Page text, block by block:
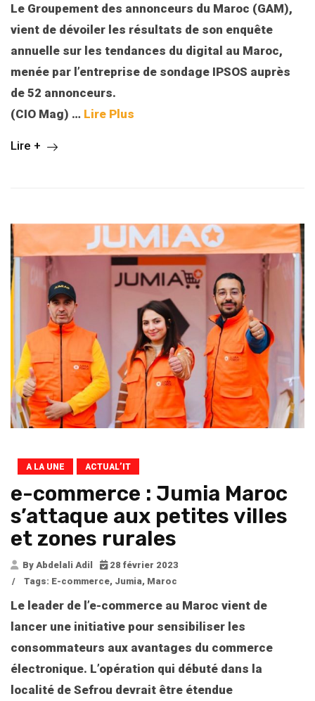
Le Groupement des annonceurs du Maroc (GAM),
vient de dévoiler les résultats de son enquête
annuelle sur les tendances du digital au Maroc,
menée par l’entreprise de sondage IPSOS auprès
de 52 annonceurs.
(CIO Mag) … Lire Plus
Lire +
A LA UNE ACTUAL’IT
e-commerce : Jumia Maroc
s’attaque aux petites villes
et zones rurales
By Abdelali Adil
28 février 2023
/
Tags: E-commerce, Jumia, Maroc
Le leader de l’e-commerce au Maroc vient de
lancer une initiative pour sensibiliser les
consommateurs aux avantages du commerce
électronique. L’opération qui débuté dans la
localité de Sefrou devrait être étendue